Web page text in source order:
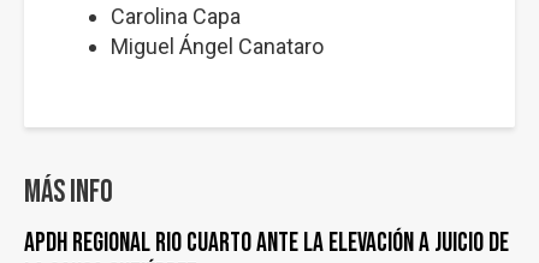
Carolina Capa
Miguel Ángel Canataro
Más info
APDH Regional Rio Cuarto ante la elevación a juicio de